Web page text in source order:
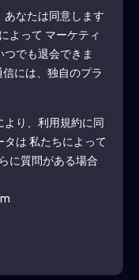
あなたは同意します
よって マーケティ
でも退会できま
には、独自のプラ
り、利用規約に同
は 私たちによって
に質問がある場合